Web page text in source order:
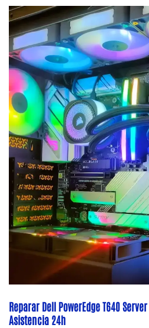
Reparar Dell PowerEdge T640
Asistencia 24h